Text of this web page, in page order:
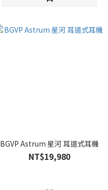
BGVP Astrum 星河 耳道式耳機
NT$19,980